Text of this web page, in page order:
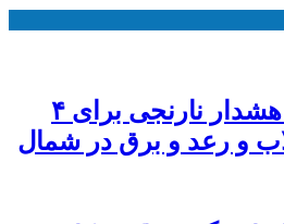
هواشناسی ایران | هشدار نارنجی برای ۴
و رعد و برق در شمال